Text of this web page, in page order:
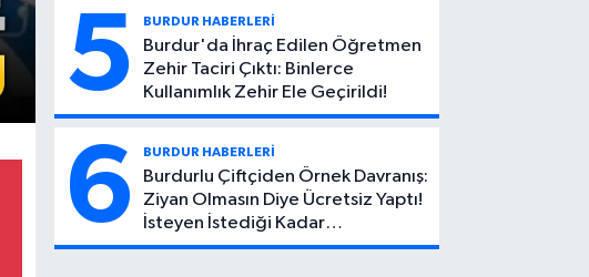
Feci Kaza:
1 Ölü, 2
Yaralı
Can Atıcı
Genç
Yaşta
Yaşamını
Yitirdi
5 BURDUR HABERLERİ
Burdur'da İhraç Edilen Öğretmen
Zehir Taciri Çıktı: Binlerce
Kullanımlık Zehir Ele Geçirildi!
6 BURDUR HABERLERİ
Burdurlu Çiftçiden Örnek Davranış:
Ziyan Olmasın Diye Ücretsiz Yaptı!
İsteyen İstediği Kadar
Toplayabilecek